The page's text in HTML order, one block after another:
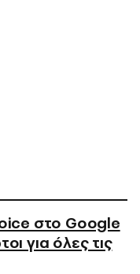
στο Google
για όλες τις